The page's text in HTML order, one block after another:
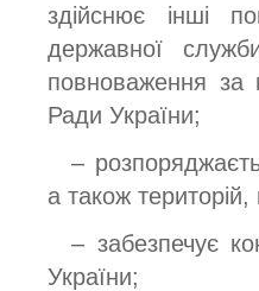
здійснює інші
державної
повноваження за
Ради України;
–
а також
– забезпечує
України;